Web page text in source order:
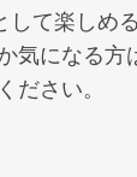
して楽しめ
気になる
ださい。